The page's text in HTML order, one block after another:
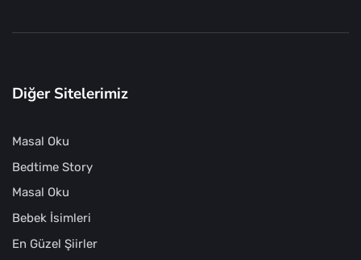
Diğer Sitelerimiz
Masal Oku
Bedtime Story
Masal Oku
Bebek İsimleri
En Güzel Şiirler